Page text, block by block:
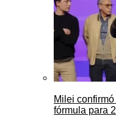
Milei
fórmula para